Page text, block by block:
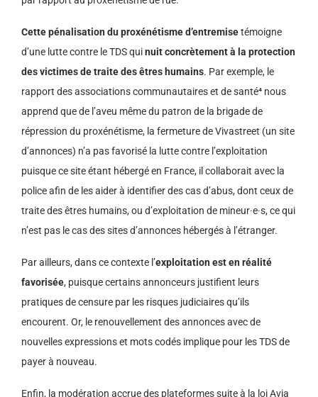
Cette pénalisation du proxénétisme d’entremisetémoigne
d’une lutte contre le TDS quinuit concrètement à la protection
des victimes de traite des êtres humains. Par exemple, le
rapport des associations communautaires et de santé⁴ nous
apprend que de l’aveu même du patron de la brigade de
répression du proxénétisme, la fermeture de Vivastreet (un site
d’annonces) n’a pas favorisé la lutte contre l’exploitation
puisque ce site étant hébergé en France, il collaborait avec la
police afin de les aider à identifier des cas d’abus, dont ceux de
traite des êtres humains, ou d’exploitation de mineur·e·s, ce qui
n’est pas le cas des sites d’annonces hébergés à l’étranger.
Par ailleurs, dans ce contexte l’exploitation est en réalité
favorisée, puisque certains annonceurs justifient leurs
pratiques de censure par les risques judiciaires qu’ils
encourent. Or, le renouvellement des annonces avec de
nouvelles expressions et mots codés implique pour les TDS de
payer à nouveau.
Enfin, la modération accrue des plateformes suite à la loi Avia